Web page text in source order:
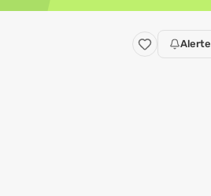
Alerte